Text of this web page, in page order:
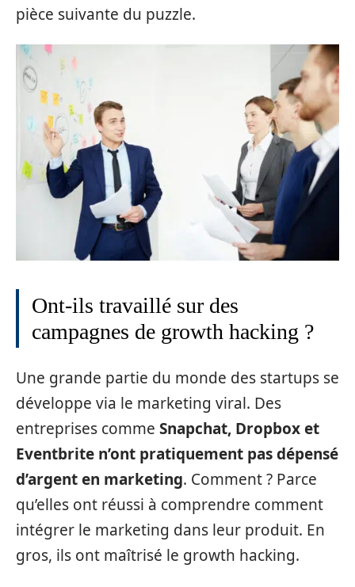
pièce suivante du puzzle.
Ont-ils travaillé sur des
campagnes de growth hacking ?
Une grande partie du monde des startups se
développe via le marketing viral. Des
entreprises comme Snapchat, Dropbox et
Eventbrite n’ont pratiquement pas dépensé
d’argent en marketing. Comment ? Parce
qu’elles ont réussi à comprendre comment
intégrer le marketing dans leur produit. En
gros, ils ont maîtrisé le growth hacking.